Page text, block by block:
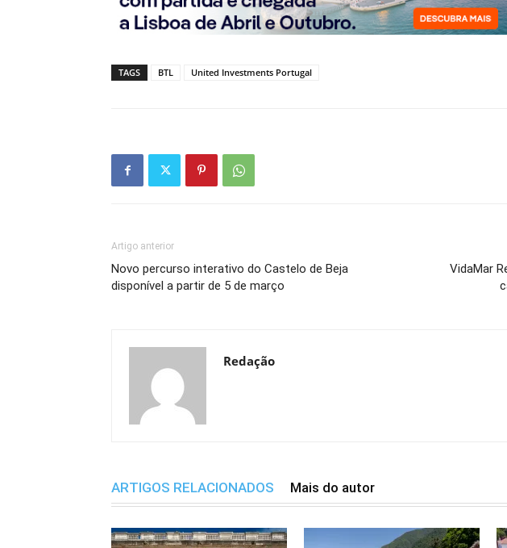
TAGS BTL United Investments Portugal
Artigo anterior
Novo percurso interativo do Castelo de Beja
disponível a partir de 5 de março
VidaMar
Redação
ARTIGOS RELACIONADOS Mais do autor